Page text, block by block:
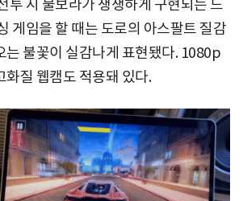
투 시 물보라가 생생하게 구현되는 느
게임을 할 때는 도로의 아스팔트 질감
는 불꽃이 실감나게 표현됐다. 1080p
화질 웹캠도 적용돼 있다.